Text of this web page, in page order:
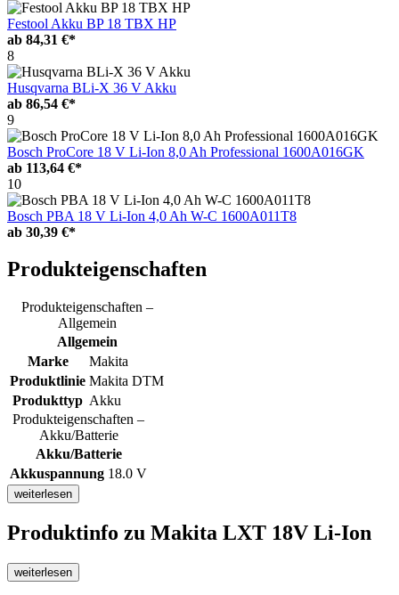
Festool Akku BP 18 TBX HP
ab 84,31 €*
8
Husqvarna BLi-X 36 V Akku
ab 86,54 €*
9
Bosch ProCore 18 V Li-Ion 8,0 Ah Professional 1600A016GK
ab 113,64 €*
10
Bosch PBA 18 V Li-Ion 4,0 Ah W-C 1600A011T8
ab 30,39 €*
Produkteigenschaften
Produkteigenschaften –
Allgemein
Allgemein
Marke
Makita
Produktlinie Makita DTM
Produkttyp Akku
Produkteigenschaften –
Akku/Batterie
Akku/Batterie
Akkuspannung 18.0 V
weiterlesen
Produktinfo zu Makita LXT 18V Li-Ion
weiterlesen